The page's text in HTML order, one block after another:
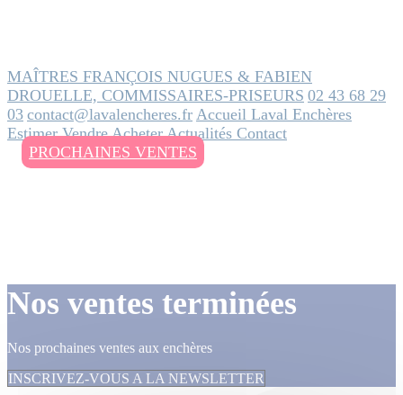
MAÎTRES FRANÇOIS NUGUES & FABIEN
DROUELLE, COMMISSAIRES-PRISEURS 02 43 68 29
03 contact@lavalencheres.fr Accueil Laval Enchères
EstimerVendreAcheterActualités Contact
PROCHAINES VENTES
Nos ventes terminées
Nos prochaines ventes aux enchères
INSCRIVEZ-VOUS A LA NEWSLETTER